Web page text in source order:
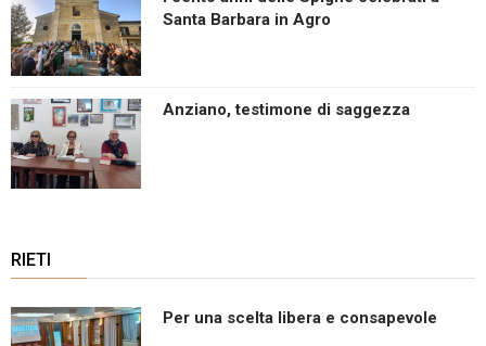
Santa Barbara in Agro
Anziano, testimone di saggezza
RIETI
Per una scelta libera e consapevole